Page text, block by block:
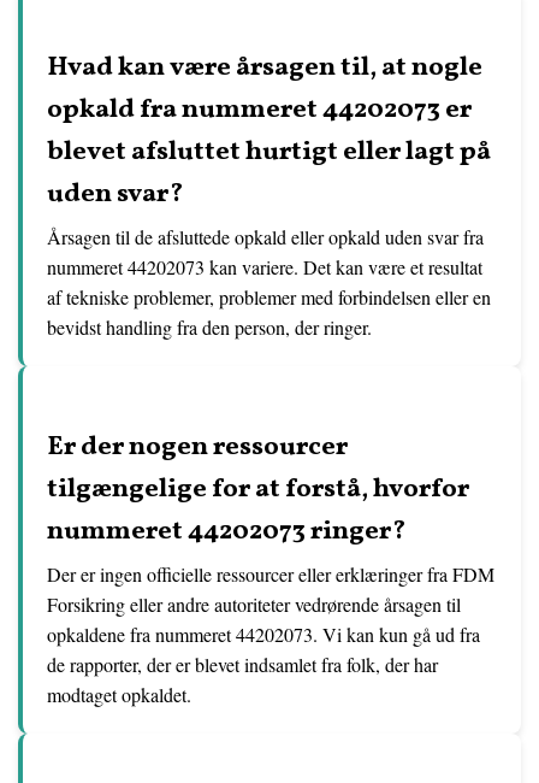
Hvad kan være årsagen til, at nogle
opkald fra nummeret 44202073 er
blevet afsluttet hurtigt eller lagt på
uden svar?
Årsagen til de afsluttede opkald eller opkald uden svar fra
nummeret 44202073 kan variere. Det kan være et resultat
af tekniske problemer, problemer med forbindelsen eller en
bevidst handling fra den person, der ringer.
Er der nogen ressourcer
tilgængelige for at forstå, hvorfor
nummeret 44202073 ringer?
Der er ingen officielle ressourcer eller erklæringer fra FDM
Forsikring eller andre autoriteter vedrørende årsagen til
opkaldene fra nummeret 44202073. Vi kan kun gå ud fra
de rapporter, der er blevet indsamlet fra folk, der har
modtaget opkaldet.